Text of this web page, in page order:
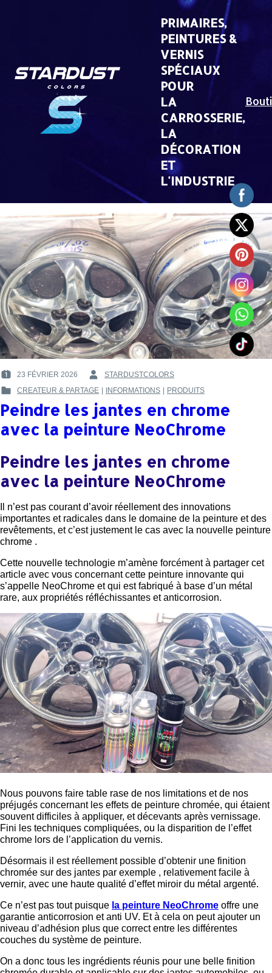
PRIMAIRES,
PEINTURES &
VERNIS
SPÉCIAUX
POUR
LA
CARROSSERIE,
LA
DÉCORATION
ET
L'INDUSTRIE
POSTED
ON
23 FÉVRIER 2026
BY
:
STARDUSTCOLORS
POSTED
IN
CREATEUR & PARTAGE | INFORMATIONS | PRODUITS
Peindre les jantes en chrome
avec la peinture NeoChrome
Peindre les jantes en chrome
avec la peinture NeoChrome
Il n’est pas courant d’avoir réellement des innovations
importantes et radicales dans le domaine de la peinture et des
revêtements, et c’est justement le cas avec la nouvelle peinture
chrome .
Cette nouvelle technologie m’amène forcément à partager cet
article avec vous concernant cette peinture innovante qui
s’appelle NeoChrome et qui est fabriqué à base d’un métal
rare, aux propriétés réfléchissantes et anticorrosion.
Nous pouvons faire table rase de nos limitations et de nos
préjugés concernant les effets de peinture chromée, qui étaient
souvent difficiles à appliquer, et décevants après vernissage.
Fini les techniques compliquées, ou la disparition de l’effet
chrome lors de l’application du vernis.
Désormais il est réellement possible d’obtenir une finition
chromée sur des jantes par exemple , relativement facile à
vernir, avec une haute qualité d’effet miroir du métal argenté.
Ce n’est pas tout puisque la peinture NeoChrome offre une
garantie anticorrosion et anti UV. Et à cela on peut ajouter un
niveau d’adhésion plus que correct entre les différentes
couches du système de peinture.
On a donc tous les ingrédients réunis pour une belle finition